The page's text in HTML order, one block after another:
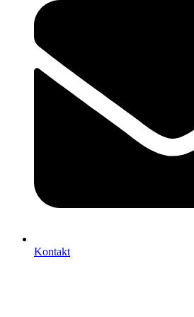
Kontakt